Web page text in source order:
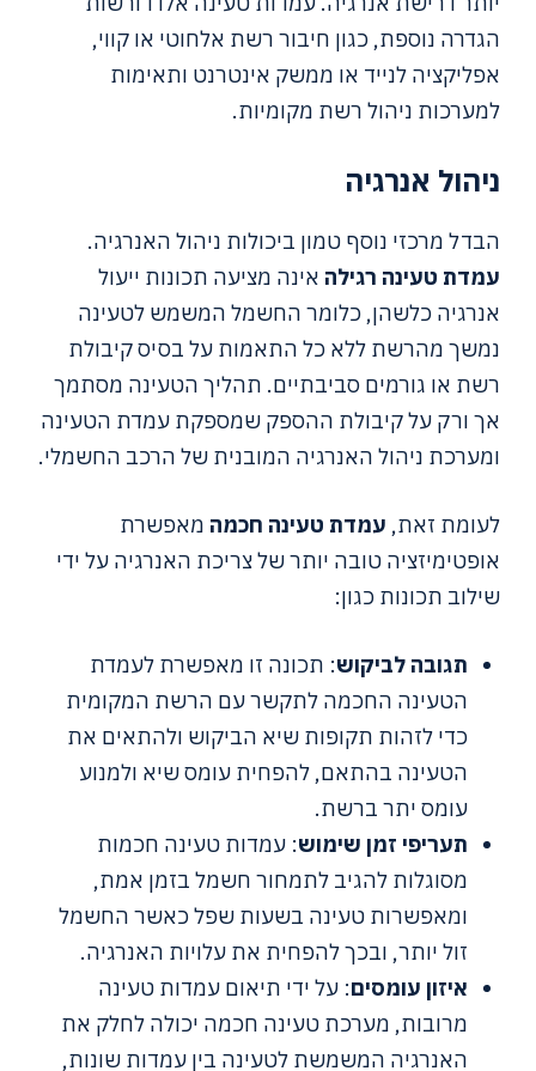
הגדרה נוספת, כגון חיבור רשת אלחוטי או קווי,
אפליקציה לנייד או ממשק אינטרנט ותאימות
למערכות ניהול רשת מקומיות.
ניהול אנרגיה
הבדל מרכזי נוסף טמון ביכולות ניהול האנרגיה.
עמדת טעינה רגילה אינה מציעה תכונות ייעול
אנרגיה כלשהן, כלומר החשמל המשמש לטעינה
נמשך מהרשת ללא כל התאמות על בסיס קיבולת
רשת או גורמים סביבתיים. תהליך הטעינה מסתמך
אך ורק על קיבולת ההספק שמספקת עמדת הטעינה
ומערכת ניהול האנרגיה המובנית של הרכב החשמלי.
לעומת זאת, עמדת טעינה חכמה מאפשרת
אופטימיזציה טובה יותר של צריכת האנרגיה על ידי
שילוב תכונות כגון:
תגובה לביקוש: תכונה זו מאפשרת לעמדת
הטעינה החכמה לתקשר עם הרשת המקומית
כדי לזהות תקופות שיא הביקוש ולהתאים את
הטעינה בהתאם, להפחית עומס שיא ולמנוע
עומס יתר ברשת.
תעריפי זמן שימוש: עמדות טעינה חכמות
מסוגלות להגיב לתמחור חשמל בזמן אמת,
ומאפשרות טעינה בשעות שפל כאשר החשמל
זול יותר, ובכך להפחית את עלויות האנרגיה.
איזון עומסים: על ידי תיאום עמדות טעינה
מרובות, מערכת טעינה חכמה יכולה לחלק את
האנרגיה המשמשת לטעינה בין עמדות שונות,